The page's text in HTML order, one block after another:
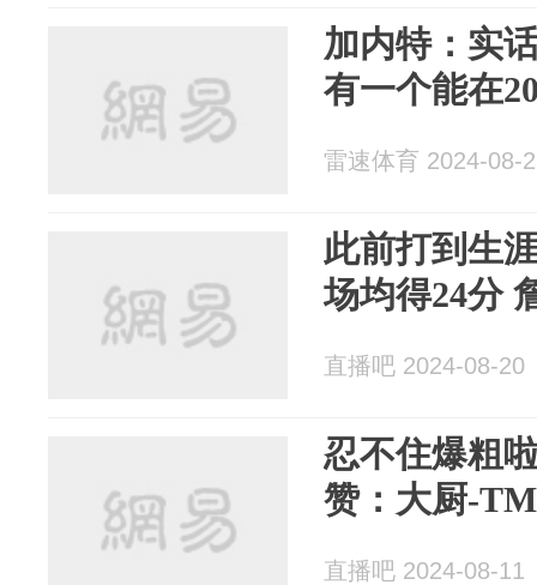
加内特：实
有一个能在
雷速体育 2024-08-
此前打到生
场均得24分
直播吧 2024-08-20
忍不住爆粗
赞：大厨-
直播吧 2024-08-11